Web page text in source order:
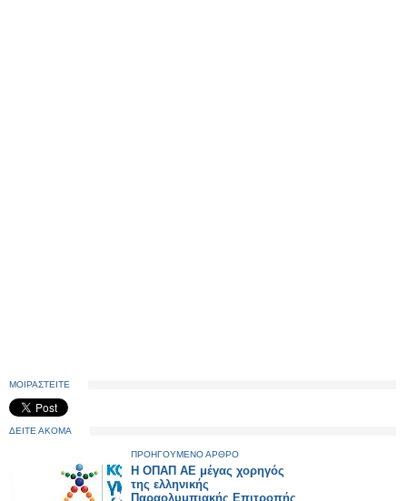
ΜΟΙΡΑΣΤΕΙΤΕ
ΔΕΙΤΕ ΑΚΟΜΑ
ΠΡΟΗΓΟΥΜΕΝΟ ΑΡΘΡΟ
Η ΟΠΑΠ ΑΕ μέγας χορηγός
της ελληνικής
Παραολυμπιακής Επιτροπής